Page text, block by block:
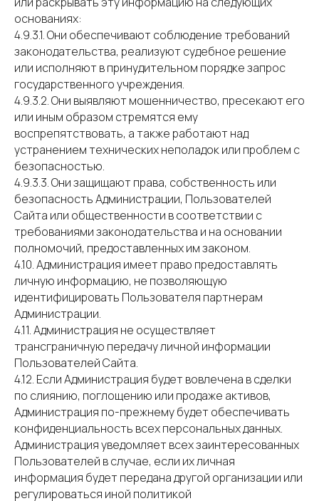
основаниях:
4.9.3.1. Они обеспечивают соблюдение требований
законодательства, реализуют судебное решение
или исполняют в принудительном порядке запрос
государственного учреждения.
4.9.3.2. Они выявляют мошенничество, пресекают его
или иным образом стремятся ему
воспрепятствовать, а также работают над
устранением технических неполадок или проблем с
безопасностью.
4.9.3.3. Они защищают права, собственность или
безопасность Администрации, Пользователей
Сайта или общественности в соответствии с
требованиями законодательства и на основании
полномочий, предоставленных им законом.
4.10. Администрация имеет право предоставлять
личную информацию, не позволяющую
идентифицировать Пользователя партнерам
Администрации.
4.11. Администрация не осуществляет
трансграничную передачу личной информации
Пользователей Сайта.
4.12. Если Администрация будет вовлечена в сделки
по слиянию, поглощению или продаже активов,
Администрация по-прежнему будет обеспечивать
конфиденциальность всех персональных данных.
Администрация уведомляет всех заинтересованных
Пользователей в случае, если их личная
информация будет передана другой организации или
регулироваться иной политикой